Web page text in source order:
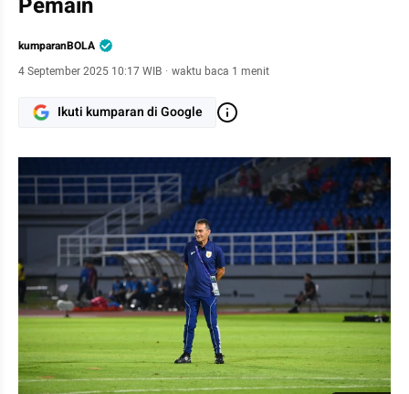
kumparanBOLA
4 September 2025 10:17 WIB · waktu baca 1 menit
Ikuti kumparan di Google